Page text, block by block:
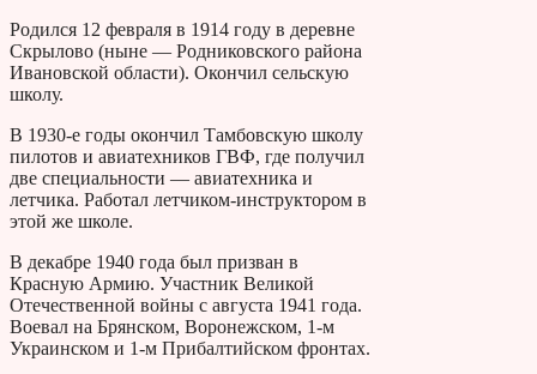
Родился 12 февраля в 1914 году в деревне
Скрылово (ныне — Родниковского района
Ивановской области). Окончил сельскую
школу.
В 1930-е годы окончил Тамбовскую школу
пилотов и авиатехников ГВФ, где получил
две специальности — авиатехника и
летчика. Работал летчиком-инструктором в
этой же школе.
В декабре 1940 года был призван в
Красную Армию. Участник Великой
Отечественной войны с августа 1941 года.
Воевал на Брянском, Воронежском, 1-м
Украинском и 1-м Прибалтийском фронтах.